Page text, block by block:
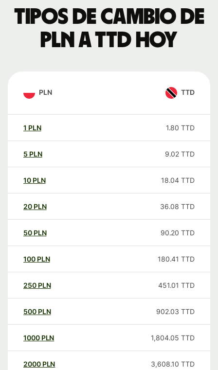
Tipos de cambio de
PLN a TTD hoy
PLN TTD
1 PLN 1.80 TTD
5 PLN 9.02 TTD
10 PLN 18.04 TTD
20 PLN 36.08 TTD
50 PLN 90.20 TTD
100 PLN 180.41 TTD
250 PLN 451.01 TTD
500 PLN 902.03 TTD
1000 PLN 1,804.05 TTD
2000 PLN 3,608.10 TTD